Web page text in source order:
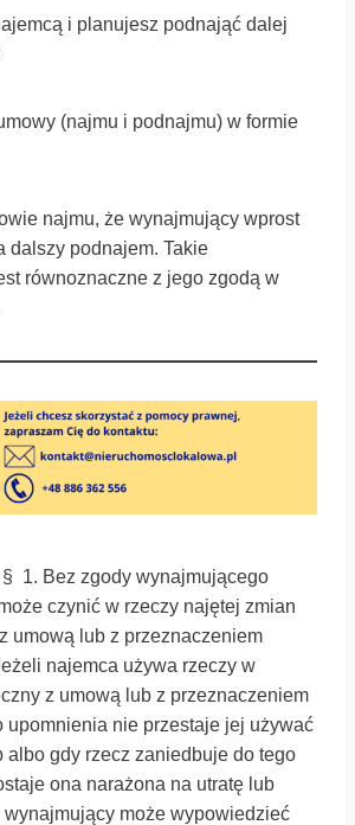
i planujesz podnająć dalej
(najmu i podnajmu) w formie
najmu, że wynajmujący wprost
dalszy podnajem. Takie
równoznaczne z jego zgodą w
§ 1. Bez zgody wynajmującego
czynić w rzeczy najętej zmian
umową lub z przeznaczeniem
najemca używa rzeczy w
z umową lub z przeznaczeniem
upomnienia nie przestaje jej używać
albo gdy rzecz zaniedbuje do tego
ona narażona na utratę lub
wynajmujący może wypowiedzieć